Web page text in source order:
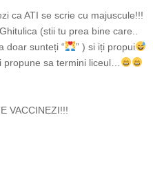
ca ATI se scrie cu majuscule!!!
(stii tu prea bine care..
doar sunteți “
” ) si iți propui
propune sa termini liceul…
VACCINEZI!!!